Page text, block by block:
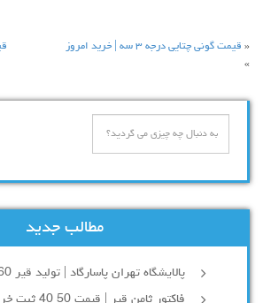
« قیمت گونی چتایی درجه ۳ سه | خرید امروز
»
مطالب جدید
پالایشگاه تهران پاسارگاد | تولید قیر 60 70
فاکتور ثامن قیر | قیمت 50 40 ثبت خرید امروز